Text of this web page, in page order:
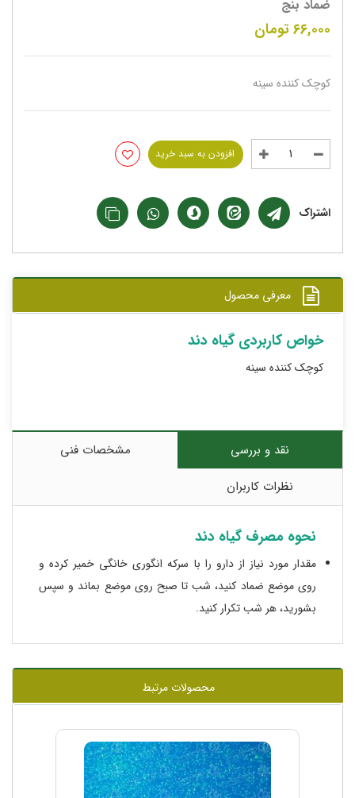
ضماد بنج
۶۶,۰۰۰تومان
کوچک کننده سینه
افزودن به سبد خرید
اشتراک
معرفی محصول
خواص کاربردی گیاه دند
کوچک کننده سینه
نقد و بررسی
مشخصات فنی
نظرات کاربران
نحوه مصرف گیاه دند
مقدار مورد نیاز از دارو را با سرکه انگوری خانگی خمیر کرده و
روی موضع ضماد کنید، شب تا صبح روی موضع بماند و سپس
بشورید، هر شب تکرار کنید.
محصولات مرتبط